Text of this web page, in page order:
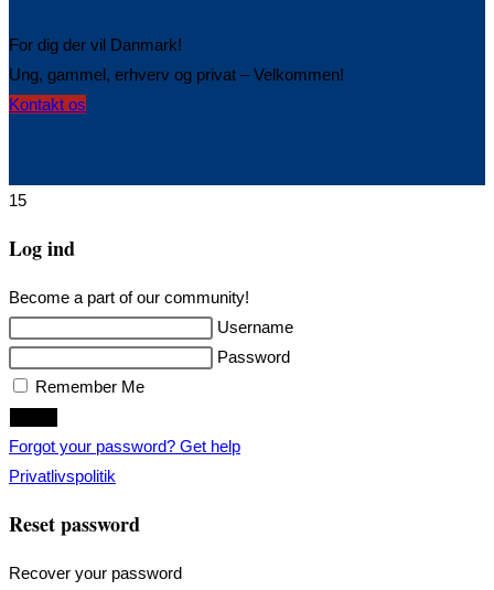
For dig der vil Danmark!
Ung, gammel, erhverv og privat – Velkommen!
Kontakt os
15
Log ind
Become a part of our community!
Username
Password
Remember Me
Forgot your password? Get help
Privatlivspolitik
Reset password
Recover your password